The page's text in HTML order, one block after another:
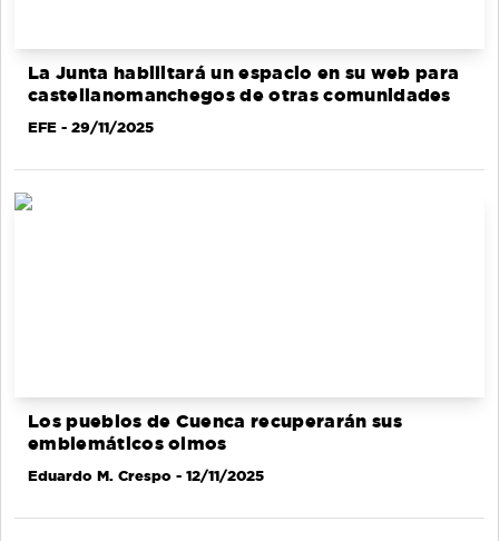
La Junta habilitará un espacio en su web para
castellanomanchegos de otras comunidades
EFE - 29/11/2025
Los pueblos de Cuenca recuperarán sus
emblemáticos olmos
Eduardo M. Crespo - 12/11/2025